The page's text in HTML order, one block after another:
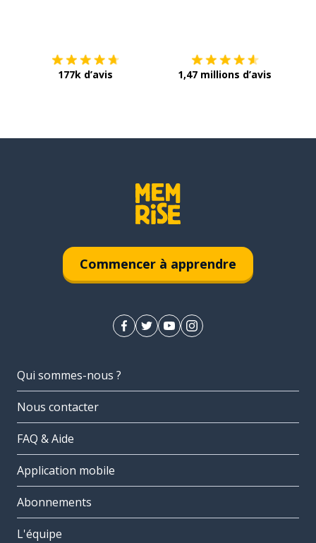
177k d’avis 1,47 millions d’avis
Commencer à apprendre
Qui sommes-nous ?
Nous contacter
FAQ & Aide
Application mobile
Abonnements
L'équipe